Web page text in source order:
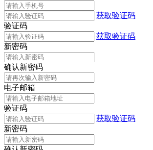
获取验证码
验证码
获取验证码
新密码
确认新密码
电子邮箱
验证码
获取验证码
新密码